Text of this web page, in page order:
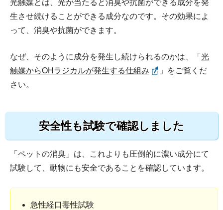
光触媒とは、光が当たると消臭や抗菌ができる成分を発
生させ続けることができる成分なのです。その効果によ
って、消臭や抗菌ができます。
なぜ、そのように成分を発生し続けられるのかは、「 光
触媒からOHラジカルが発生する仕組み
」をご覧くだ
さい。
安全性も試験で確認しました
「ペットの消臭」は、これよりも圧倒的に濃い成分にて
試験して、動物にも安全であることを確認しています。
急性経口毒性試験